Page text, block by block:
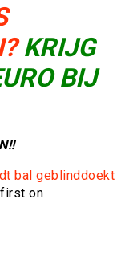
KRIJG
BIJ
bal geblinddoekt
on